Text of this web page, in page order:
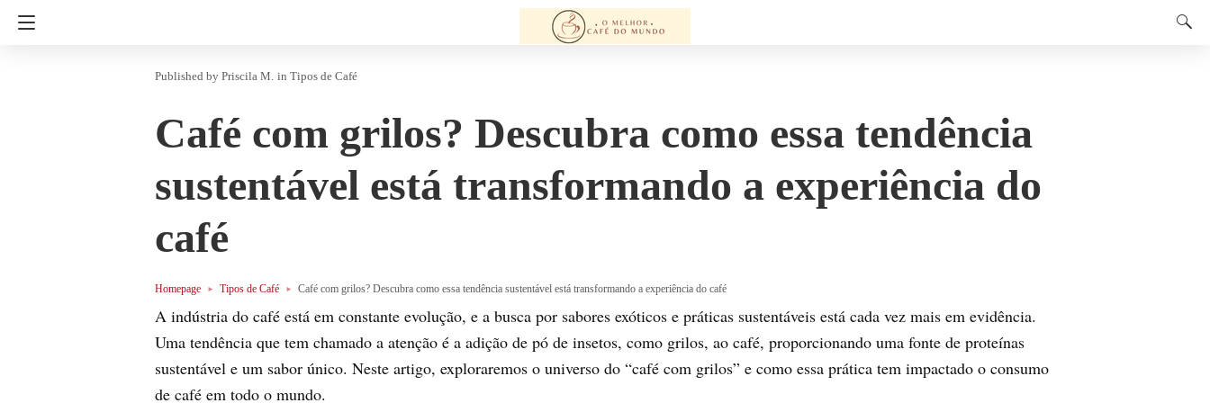
Priscila M. in Tipos de Café
Café com grilos? Descubra como essa tendência
sustentável está transformando a experiência do
café
Homepage Tipos de Café Café com grilos? Descubra como essa tendência sustentável está transformando a experiência do café
A indústria do café está em constante evolução, e a busca por sabores exóticos e práticas sustentáveis está cada vez mais em evidência.
Uma tendência que tem chamado a atenção é a adição de pó de insetos, como grilos, ao café, proporcionando uma fonte de proteínas
sustentável e um sabor único. Neste artigo, exploraremos o universo do “café com grilos” e como essa prática tem impactado o consumo
de café em todo o mundo.